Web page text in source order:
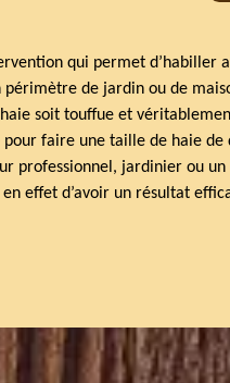
qui permet d’habiller
de jardin ou de
soit touffue et
pour faire une taille de haie
professionnel, jardinier ou
effet d’avoir un résultat